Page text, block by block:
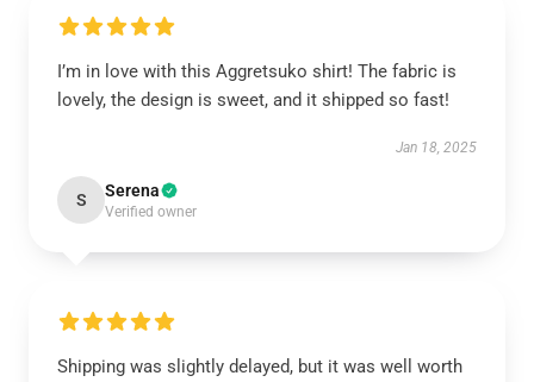
I’m in love with this Aggretsuko shirt! The fabric is
lovely, the design is sweet, and it shipped so fast!
Jan 18, 2025
S Serena
Verified owner
Shipping was slightly delayed, but it was well worth